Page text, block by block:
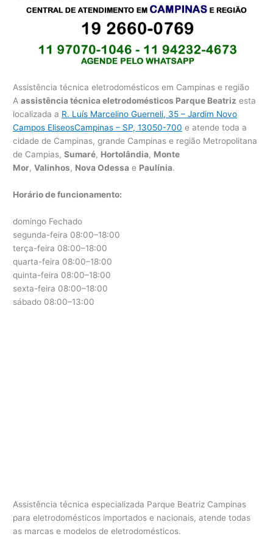
Assistência técnica eletrodomésticos em Campinas e região
Aassistência técnica eletrodomésticos Parque Beatriz esta
localizada a R. Luís Marcelino Guerneli, 35 – Jardim Novo
Campos EliseosCampinas – SP, 13050-700 e atende toda a
cidade de Campinas, grande Campinas e região Metropolitana
de Campias,Sumaré, Hortolândia, Monte
Mor,Valinhos, Nova Odessa e Paulínia.
Horário de funcionamento:
domingo Fechado
segunda-feira 08:00–18:00
terça-feira 08:00–18:00
quarta-feira 08:00–18:00
quinta-feira 08:00–18:00
sexta-feira 08:00–18:00
sábado 08:00–13:00
Assistência técnica especializada Parque Beatriz Campinas
para eletrodomésticos importados e nacionais, atende todas
as marcas e modelos de eletrodomésticos.